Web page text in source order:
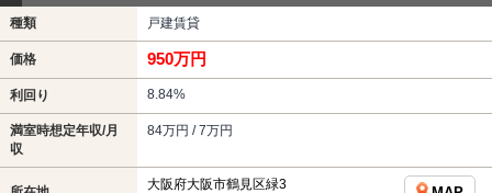
種類 戸建賃貸
価格 950万円
利回り 8.84%
満室時想定年収/月
収
84万円 / 7万円
大阪府大阪市鶴見区緑3